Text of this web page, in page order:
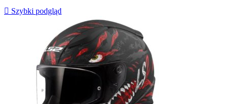
 Szybki podgląd